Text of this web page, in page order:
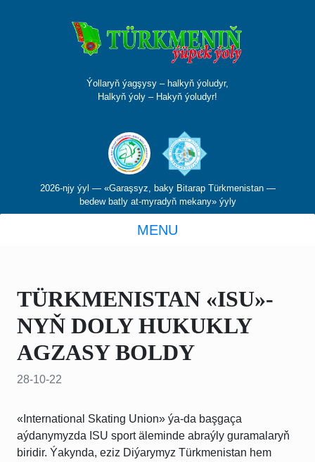
Ýollaryň ýagşysy – halkyň ýoludyr,
Halkyň ýoly – Hakyň ýoludyr!
2026-njy ýyl — «Garaşsyz, baky Bitarap Türkmenistan —
bedew batly at-myradyň mekany» ýyly
MENU
TÜRKMENISTAN «ISU»-
NYŇ DOLY HUKUKLY
AGZASY BOLDY
28-10-22
«International Skating Union» ýa-da başgaça
aýdanymyzda ISU sport äleminde abraýly guramalaryň
biridir. Ýakynda, eziz Diýarymyz Türkmenistan hem